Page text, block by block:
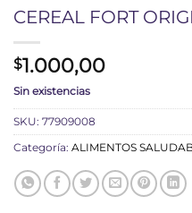
CEREAL FORT
$1.000,00
Sin existencias
SKU: 77909008
Categoría: ALIMENTOS